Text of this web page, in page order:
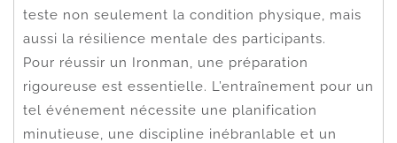
teste non seulement la condition physique, mais
aussi la résilience mentale des participants.
Pour réussir un Ironman, une préparation
rigoureuse est essentielle. L’entraînement pour un
tel événement nécessite une planification
minutieuse, une discipline inébranlable et un